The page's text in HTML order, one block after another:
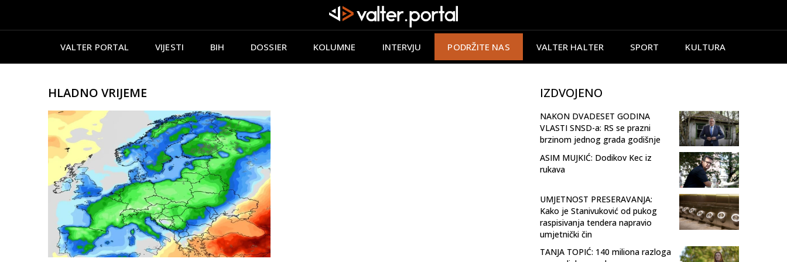
VALTER PORTAL VIJESTI BIH DOSSIER KOLUMNE INTERVJU PODRŽITE NAS VALTER HALTER SPORT KULTURA
HLADNO VRIJEME IZDVOJENO
NAKON DVADESET GODINA
VLASTI SNSD-a: RS se prazni
brzinom jednog grada godišnje
ASIM MUJKIĆ: Dodikov Kec iz
rukava
UMJETNOST PRESERAVANJA:
Kako je Stanivuković od pukog
raspisivanja tendera napravio
umjetnički čin
TANJA TOPIĆ: 140 miliona razloga